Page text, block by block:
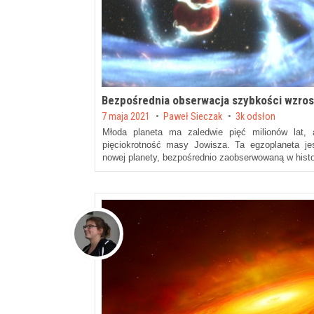
Bezpośrednia obserwacja szybkości
Posted on
7 maja 2021 by Paweł Sieczak 3k odsłon
Młoda planeta ma zaledwie pięć milionów lat,
pięciokrotność masy Jowisza. Ta egzoplaneta
nowej planety, bezpośrednio zaobserwowaną w